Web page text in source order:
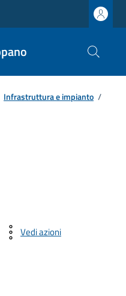
Infrastruttura e impianto /
Vedi azioni